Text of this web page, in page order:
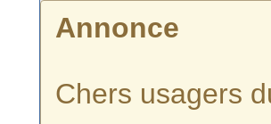
Annonce
Chers usagers